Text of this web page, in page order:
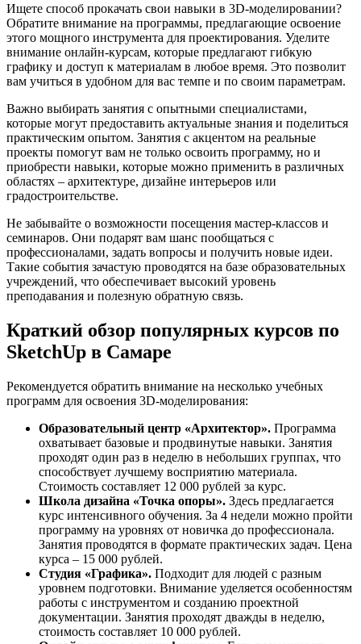
Ищете способ прокачать свои навыки в 3D-моделировании?
Обратите внимание на программы, предлагающие освоение
этого мощного инструмента для проектирования. Уделите
внимание онлайн-курсам, которые предлагают гибкую
графику и доступ к материалам в любое время. Это позволит
вам учиться в удобном для вас темпе и по своим параметрам.
Важно выбирать занятия с опытными специалистами,
которые могут предоставить актуальные знания и поделиться
практическим опытом. Занятия с акцентом на реальные
проекты помогут вам не только освоить программу, но и
приобрести навыки, которые можно применить в различных
областях – архитектуре, дизайне интерьеров или
градостроительстве.
Не забывайте о возможности посещения мастер-классов и
семинаров. Они подарят вам шанс пообщаться с
профессионалами, задать вопросы и получить новые идеи.
Такие события зачастую проводятся на базе образовательных
учреждений, что обеспечивает высокий уровень
преподавания и полезную обратную связь.
Краткий обзор популярных курсов по
SketchUp в Самаре
Рекомендуется обратить внимание на несколько учебных
программ для освоения 3D-моделирования:
Образовательный центр «Архитектор». Программа
охватывает базовые и продвинутые навыки. Занятия
проходят один раз в неделю в небольших группах, что
способствует лучшему восприятию материала.
Стоимость составляет 12 000 рублей за курс.
Школа дизайна «Точка опоры». Здесь предлагается
курс интенсивного обучения. За 4 недели можно пройти
программу на уровнях от новичка до профессионала.
Занятия проводятся в формате практических задач. Цена
курса – 15 000 рублей.
Студия «Графика». Подходит для людей с разным
уровнем подготовки. Внимание уделяется особенностям
работы с инструментом и созданию проектной
документации. Занятия проходят дважды в неделю,
стоимость составляет 10 000 рублей.